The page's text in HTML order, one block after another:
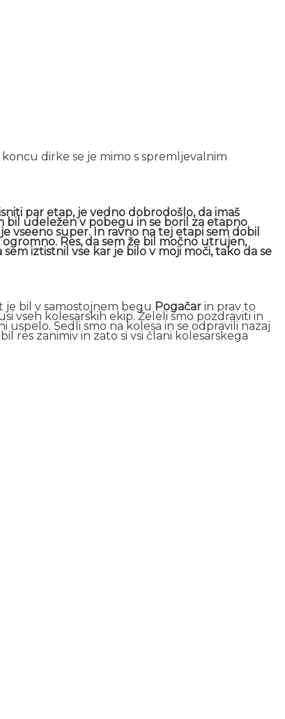
dirke se je mimo s spremljevalnim
par etap, je vedno dobrodošlo, da imaš
bil udeležen v pobegu in se boril za etapno
vseeno super. In ravno na tej etapi sem dobil
Res, da sem že bil močno utrujen,
iztistnil vse kar je bilo v moji moči, tako da se
je bil v samostojnem begu Pogačar in prav to
vseh kolesarskih ekip. Želeli smo pozdraviti in
Sedli smo na kolesa in se odpravili nazaj
res zanimiv in zato si vsi člani kolesarskega